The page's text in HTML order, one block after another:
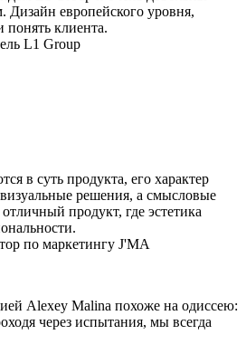
Дизайн европейского уровня,
клиента.
L1 Group
в суть продукта, его характер
решения, а смысловые
продукт, где эстетика
по маркетингу J'MA
Alexey Malina похоже на одиссею:
через испытания, мы всегда